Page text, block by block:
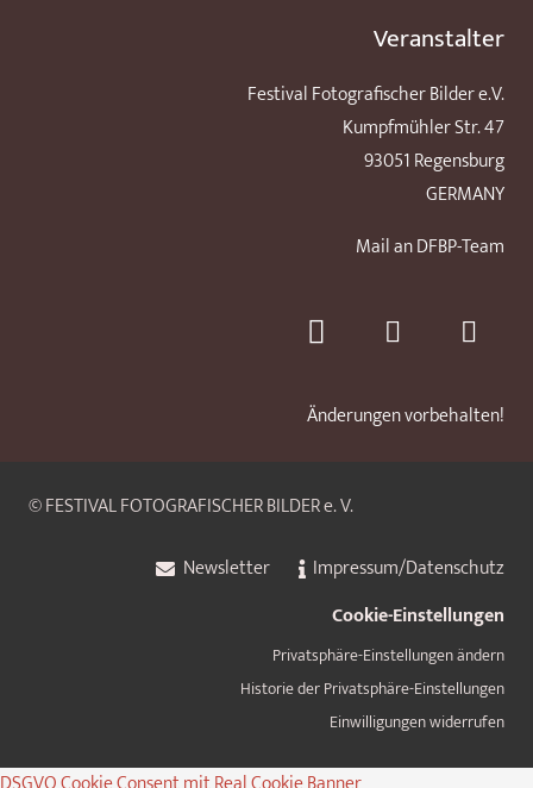
Veranstalter
Festival Fotografischer Bilder e.V.
Kumpfmühler Str. 47
93051 Regensburg
GERMANY
Mail an DFBP-Team
Änderungen vorbehalten!
© FESTIVAL FOTOGRAFISCHER BILDER e. V.
Newsletter
Impressum/Datenschutz
Cookie-Einstellungen
Privatsphäre-Einstellungen ändern
Historie der Privatsphäre-Einstellungen
Einwilligungen widerrufen